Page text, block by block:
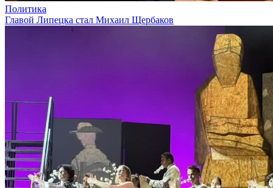
Политика
Главой Липецка стал Михаил Щербаков